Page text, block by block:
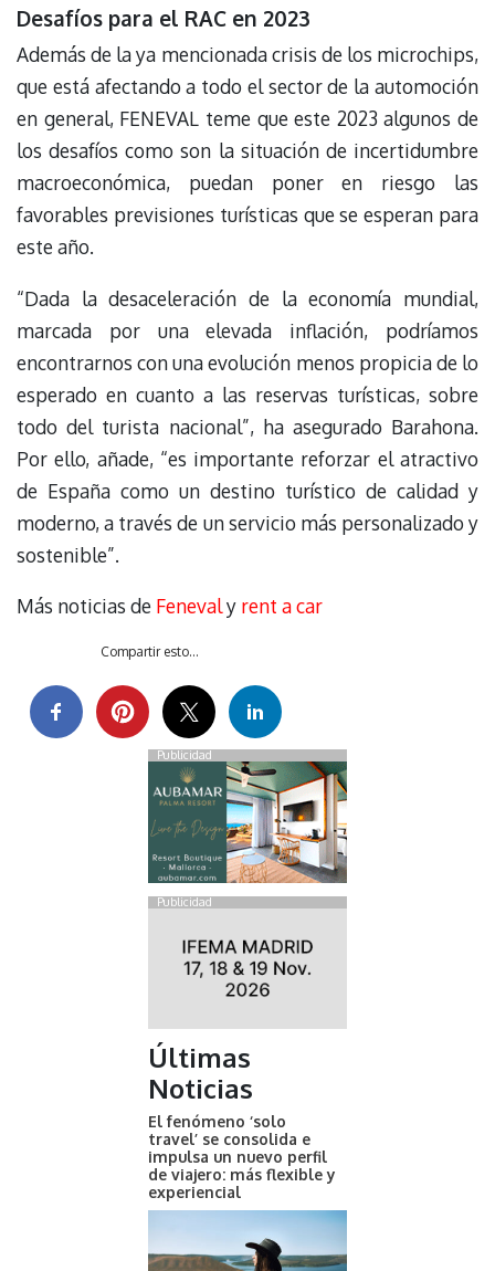
Desafíos para el RAC en 2023
Además de la ya mencionada crisis de los microchips,
que está afectando a todo el sector de la automoción
en general, FENEVAL teme que este 2023 algunos de
los desafíos como son la situación de incertidumbre
macroeconómica, puedan poner en riesgo las
favorables previsiones turísticas que se esperan para
este año.
“Dada la desaceleración de la economía mundial,
marcada por una elevada inflación, podríamos
encontrarnos con una evolución menos propicia de lo
esperado en cuanto a las reservas turísticas, sobre
todo del turista nacional”, ha asegurado Barahona.
Por ello, añade, “es importante reforzar el atractivo
de España como un destino turístico de calidad y
moderno, a través de un servicio más personalizado y
sostenible”.
Más noticias de Fenevaly rent a car
Compartir esto...
Publicidad
Publicidad
Últimas
Noticias
El fenómeno ‘solo
travel’ se consolida e
impulsa un nuevo perfil
de viajero: más flexible y
experiencial